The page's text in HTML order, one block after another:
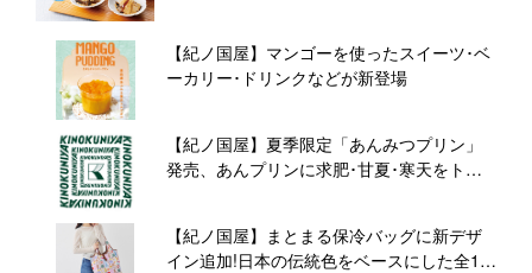
【紀ノ国屋】マンゴーを使ったスイーツ･ベ
ーカリー･ドリンクなどが新登場
【紀ノ国屋】夏季限定「あんみつプリン」
発売、あんプリンに求肥･甘夏･寒天をトッ
【紀ノ国屋】まとまる保冷バッグに新デザ
イン追加!日本の伝統色をベースにした全10